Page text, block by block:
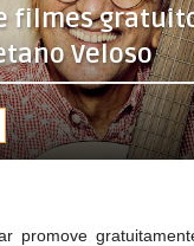
filmes
Veloso
promove